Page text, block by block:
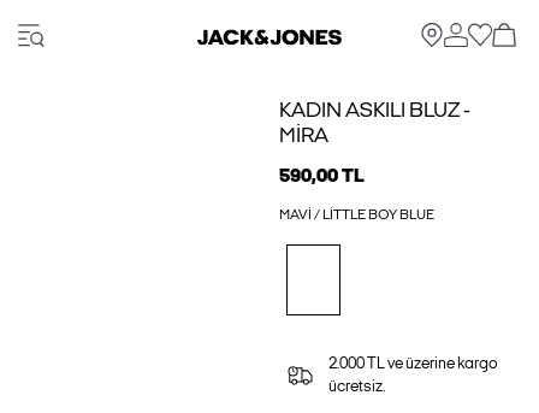
KADIN ASKILI BLUZ -
MIRA
590,00 TL
MAVI / LITTLE BOY BLUE
2.000 TL ve üzerine kargo
ücretsiz.